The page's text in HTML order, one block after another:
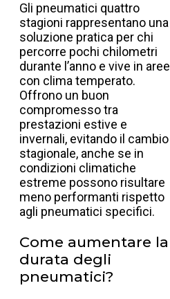
Gli pneumatici quattro
stagioni rappresentano una
soluzione pratica per chi
percorre pochi chilometri
durante l’anno e vive in aree
con clima temperato.
Offrono un buon
compromesso tra
prestazioni estive e
invernali, evitando il cambio
stagionale, anche se in
condizioni climatiche
estreme possono risultare
meno performanti rispetto
agli pneumatici specifici.
Come aumentare la
durata degli
pneumatici?